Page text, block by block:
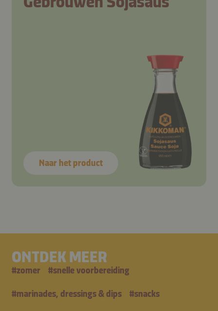
Naar het product
ONTDEK MEER
#zomer #snelle voorbereiding
#marinades, dressings & dips #snacks